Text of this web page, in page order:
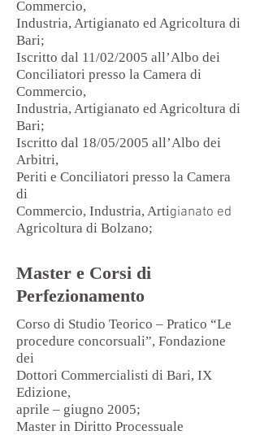
Commercio,
Industria, Artigianato ed Agricoltura di
Bari;
Iscritto dal 11/02/2005 all’Albo dei
Conciliatori presso la Camera di
Commercio,
Industria, Artigianato ed Agricoltura di
Bari;
Iscritto dal 18/05/2005 all’Albo dei
Arbitri,
Periti e Conciliatori presso la Camera
di
Commercio, Industria, Artigianato ed
Agricoltura di Bolzano;
Master e Corsi di
Perfezionamento
Corso di Studio Teorico – Pratico “Le
procedure concorsuali”, Fondazione
dei
Dottori Commercialisti di Bari, IX
Edizione,
aprile – giugno 2005;
Master in Diritto Processuale